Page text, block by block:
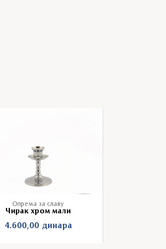
Опрема за славу
Чирак хром мали
4.600,00 динара